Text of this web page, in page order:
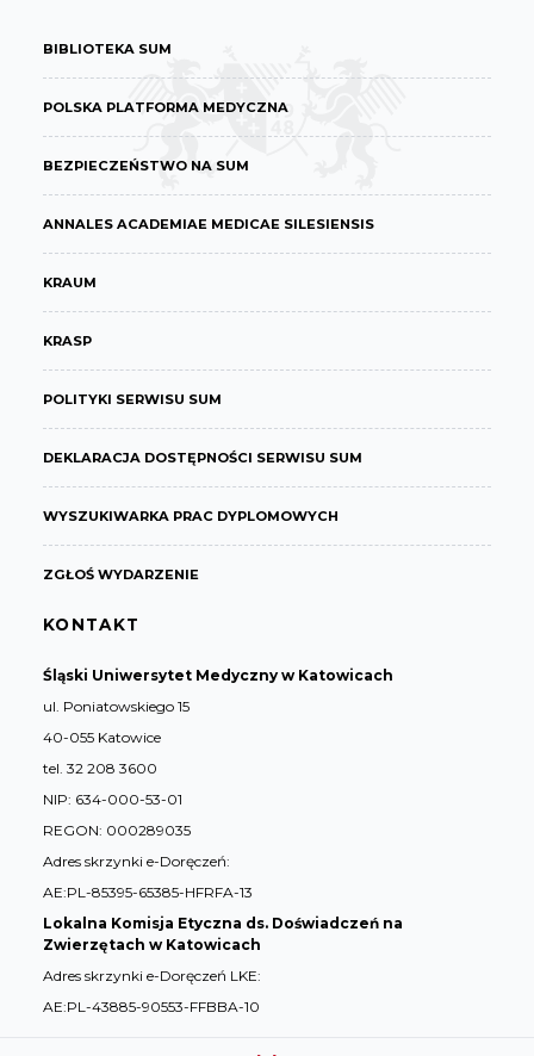
BIBLIOTEKA SUM
POLSKA PLATFORMA MEDYCZNA
BEZPIECZEŃSTWO NA SUM
ANNALES ACADEMIAE MEDICAE SILESIENSIS
KRAUM
KRASP
POLITYKI SERWISU SUM
DEKLARACJA DOSTĘPNOŚCI SERWISU SUM
WYSZUKIWARKA PRAC DYPLOMOWYCH
ZGŁOŚ WYDARZENIE
KONTAKT
Śląski Uniwersytet Medyczny w Katowicach
ul. Poniatowskiego 15
40-055 Katowice
tel. 32 208 3600
NIP: 634-000-53-01
REGON: 000289035
Adres skrzynki e-Doręczeń:
AE:PL-85395-65385-HFRFA-13
Lokalna Komisja Etyczna ds. Doświadczeń na
Zwierzętach w Katowicach
Adres skrzynki e-Doręczeń LKE:
AE:PL-43885-90553-FFBBA-10